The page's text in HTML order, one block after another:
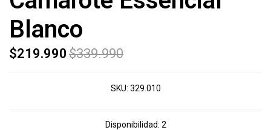
Blanco
$219.990 $339.990
SKU: 329.010
Disponibilidad: 2